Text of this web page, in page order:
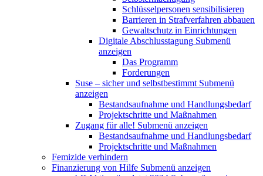
Schlüsselpersonen sensibilisieren
Barrieren in Strafverfahren abbauen
Gewaltschutz in Einrichtungen
Digitale Abschlusstagung Submenü
anzeigen
Das Programm
Forderungen
Suse – sicher und selbstbestimmt Submenü
anzeigen
Bestandsaufnahme und Handlungsbedarf
Projektschritte und Maßnahmen
Zugang für alle! Submenü anzeigen
Bestandsaufnahme und Handlungsbedarf
Projektschritte und Maßnahmen
Femizide verhindern
Finanzierung von Hilfe Submenü anzeigen